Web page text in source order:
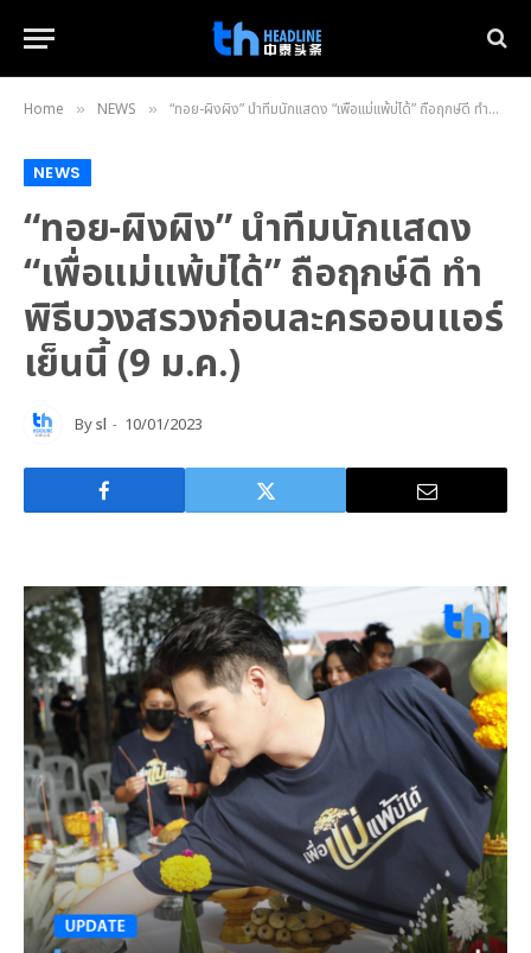
Home » NEWS » “ทอย-ผิงผิง” นำทีมนักแสดง “เพื่อแม่แพ้บ่ได้” ถือฤกษ์ดี ทำพิธีบวงสรวงก่อนละครออนแอร์เย็นนี้ (9 ม.ค.)
NEWS
“ทอย-ผิงผิง” นำทีมนักแสดง
“เพื่อแม่แพ้บ่ได้” ถือฤกษ์ดี ทำ
พิธีบวงสรวงก่อนละครออนแอร์
เย็นนี้ (9 ม.ค.)
Bysl 10/01/2023